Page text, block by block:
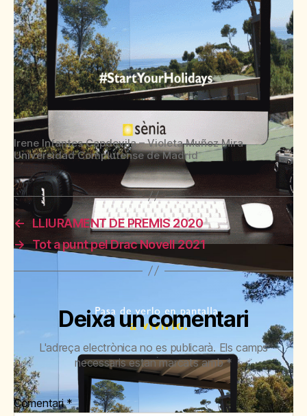
Irene Infantes Capdevila – Violeta Muñoz Mira
Universidad Complutense de Madrid
← LLIURAMENT DE PREMIS 2020
→ Tot a punt pel Drac Novell 2021
Deixa un comentari
L'adreça electrònica no es publicarà. Els camps
necessaris estan marcats amb*
Comentari*